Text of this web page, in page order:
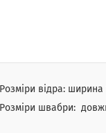
Розміри відра:
Розміри швабри: